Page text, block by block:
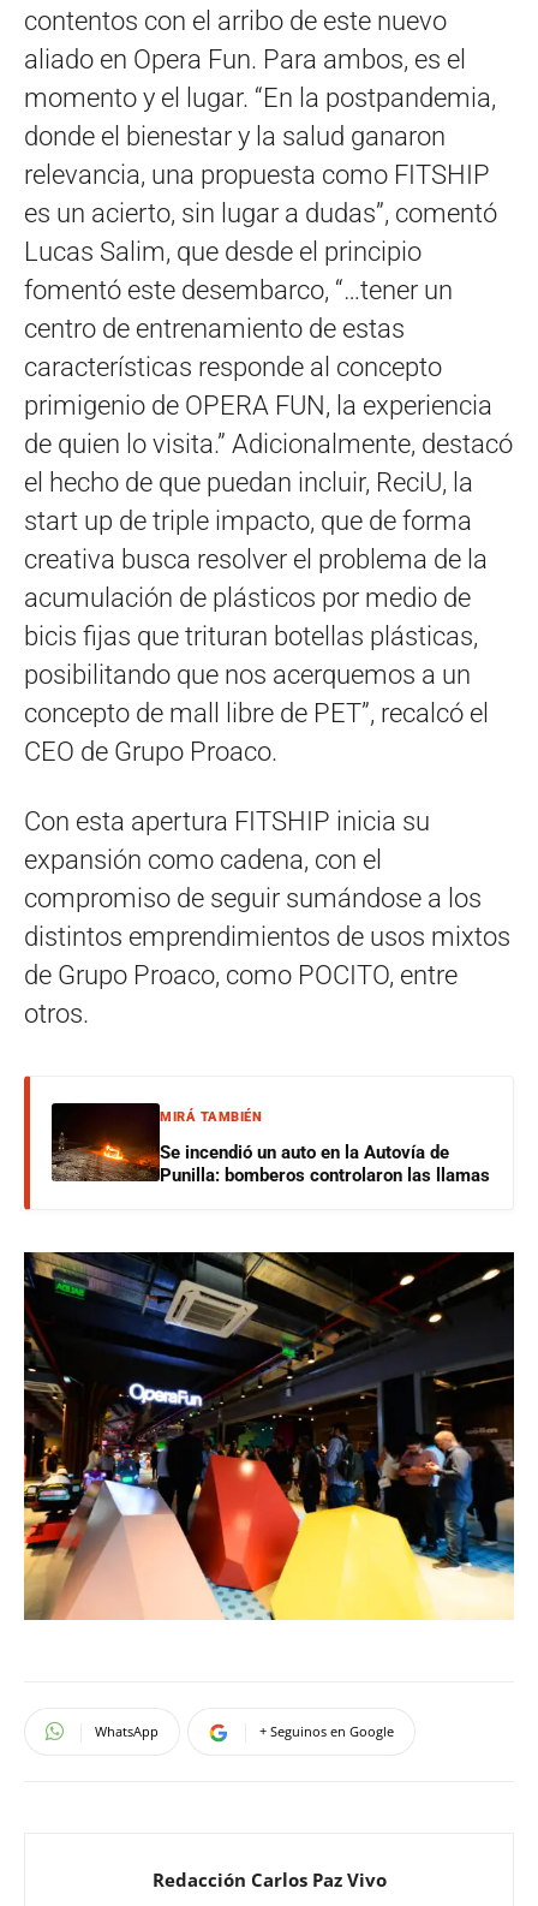
contentos con el arribo de este nuevo
aliado en Opera Fun. Para ambos, es el
momento y el lugar. “En la postpandemia,
donde el bienestar y la salud ganaron
relevancia, una propuesta como FITSHIP
es un acierto, sin lugar a dudas”, comentó
Lucas Salim, que desde el principio
fomentó este desembarco, “…tener un
centro de entrenamiento de estas
características responde al concepto
primigenio de OPERA FUN, la experiencia
de quien lo visita.” Adicionalmente, destacó
el hecho de que puedan incluir, ReciU, la
start up de triple impacto, que de forma
creativa busca resolver el problema de la
acumulación de plásticos por medio de
bicis fijas que trituran botellas plásticas,
posibilitando que nos acerquemos a un
concepto de mall libre de PET”, recalcó el
CEO de Grupo Proaco.
Con esta apertura FITSHIP inicia su
expansión como cadena, con el
compromiso de seguir sumándose a los
distintos emprendimientos de usos mixtos
de Grupo Proaco, como POCITO, entre
otros.
MIRÁ TAMBIÉN
Se incendió un auto en la Autovía de
Punilla: bomberos controlaron las llamas
WhatsApp + Seguinos en Google
Redacción Carlos Paz Vivo